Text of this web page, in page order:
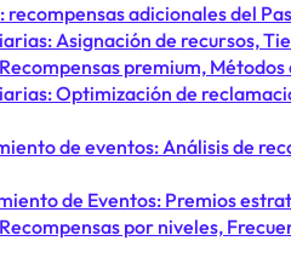
recompensas adicionales del
Asignación de recursos,
premium,
Optimización de
de eventos: Análisis de
de Eventos: Premios
por niveles,